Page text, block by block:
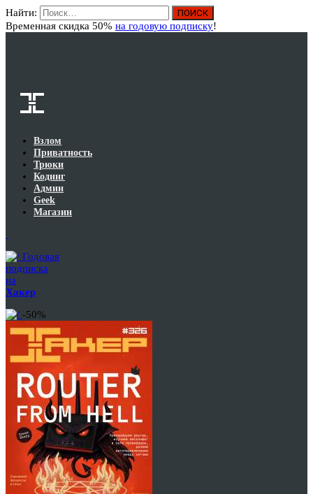
Найти:
Временная скидка 50% на годовую подписку!
Взлом
Приватность
Трюки
Кодинг
Админ
Geek
Магазин
Годовая
подписка
на
Хакер
-50%